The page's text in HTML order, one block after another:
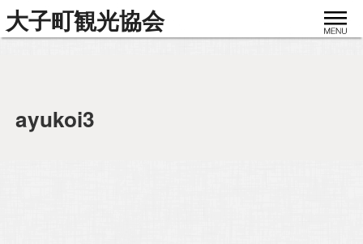
大子町観光協会 toggle
ayukoi3